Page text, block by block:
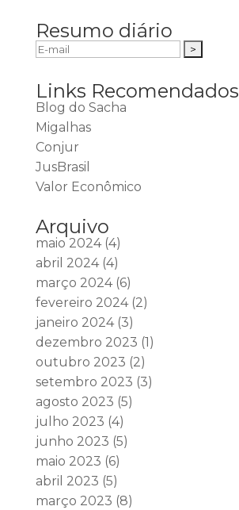
Resumo diário
Links Recomendados
Blog do Sacha
Migalhas
Conjur
JusBrasil
Valor Econômico
Arquivo
maio 2024(4)
abril 2024(4)
março 2024(6)
fevereiro 2024(2)
janeiro 2024(3)
dezembro 2023 (1)
outubro 2023 (2)
setembro 2023 (3)
agosto 2023 (5)
julho 2023 (4)
junho 2023 (5)
maio 2023 (6)
abril 2023 (5)
março 2023 (8)